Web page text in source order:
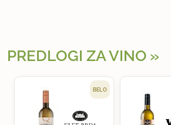
PREDLOGI ZA VINO
BELO